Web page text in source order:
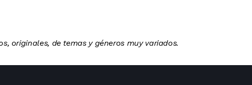
originales, de temas y géneros muy variados.